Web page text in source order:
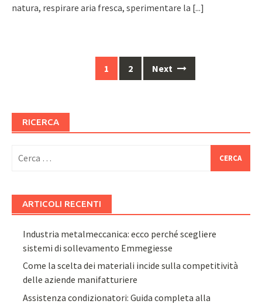
natura, respirare aria fresca, sperimentare la [...]
1 2 Next
RICERCA
per:
ARTICOLI RECENTI
Industria metalmeccanica: ecco perché scegliere
sistemi di sollevamento Emmegiesse
Come la scelta dei materiali incide sulla competitività
delle aziende manifatturiere
Assistenza condizionatori: Guida completa alla